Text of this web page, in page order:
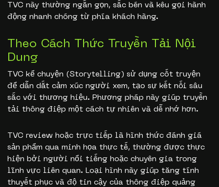
TVC này thường ngắn gọn, sắc bén và kêu gọi hành
động nhanh chóng từ phía khách hàng.
Theo Cách Thức Truyền Tải Nội
Dung
TVC kể chuyện (Storytelling) sử dụng cốt truyện
để dẫn dắt cảm xúc người xem, tạo sự kết nối sâu
sắc với thương hiệu. Phương pháp này giúp truyền
tải thông điệp một cách tự nhiên và dễ nhớ hơn.
TVC review hoặc trực tiếp là hình thức đánh giá
sản phẩm qua minh họa thực tế, thường được thực
hiện bởi người nổi tiếng hoặc chuyên gia trong
lĩnh vực liên quan. Loại hình này giúp tăng tính
thuyết phục và độ tin cậy của thông điệp quảng